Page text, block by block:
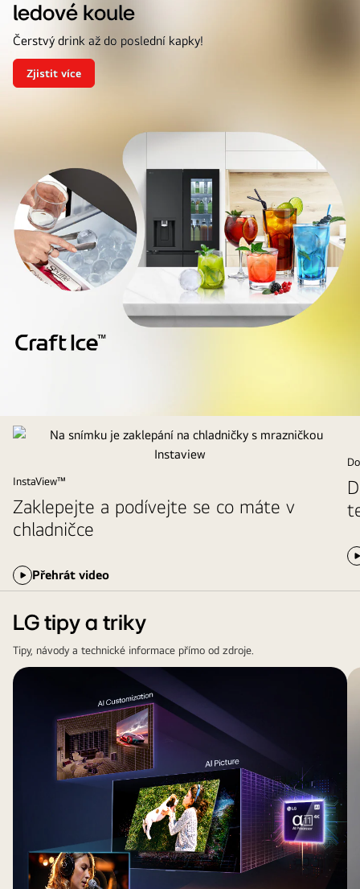
Na
snímku
chladničky
mrazničkou
Instaview
ledové koule
Čerstvý drink až do poslední kapky!
Pomalu
tající<br>ledové
Zjistit více
InstaView™
Zaklepejte a podívejte se co máte v
chladničce
Přehrát video
LG tipy a triky
Tipy, návody a technické informace přímo od zdroje.